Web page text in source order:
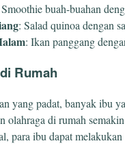
buah-buahan
: Salad quinoa dengan
: Ikan panggang
Rumah
yang padat, banyak ibu
olahraga di rumah
para ibu dapat